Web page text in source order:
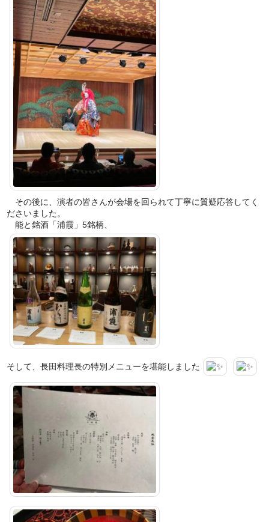
その後に、演者の皆さんが会場を回られて丁寧に質疑応答してく
ださいました。
能と銘酒「浦霞」5銘柄、
そして、長田料理長の特別メニューを堪能しました